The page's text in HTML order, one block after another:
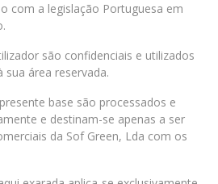
com a legislação Portuguesa em
são confidenciais e utilizados
sua área reservada.
base são processados e
e destinam-se apenas a ser
da Sof Green, Lda com os